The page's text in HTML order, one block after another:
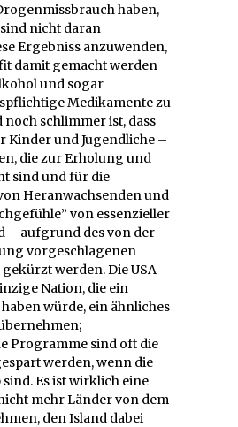
haben,
sind nicht daran
Ergebniss anzuwenden,
damit gemacht werden
und sogar
Medikamente zu
schlimmer ist, dass
Kinder und Jugendliche –
die zur Erholung und
sind und für die
Heranwachsenden und
von essenzieller
– aufgrund des von der
vorgeschlagenen
werden. Die USA
Nation, die ein
würde, ein ähnliches
Programme sind oft die
werden, wenn die
Es ist wirklich eine
mehr Länder von dem
den Island dabei